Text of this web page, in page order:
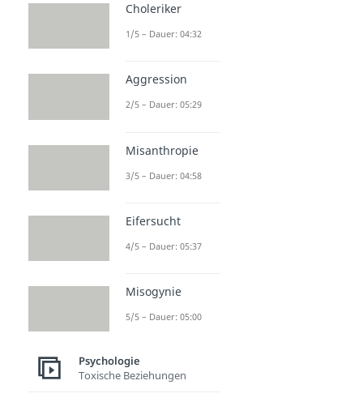
Choleriker
1/5 – Dauer: 04:32
Aggression
2/5 – Dauer: 05:29
Misanthropie
3/5 – Dauer: 04:58
Eifersucht
4/5 – Dauer: 05:37
Misogynie
5/5 – Dauer: 05:00
Psychologie
Toxische Beziehungen